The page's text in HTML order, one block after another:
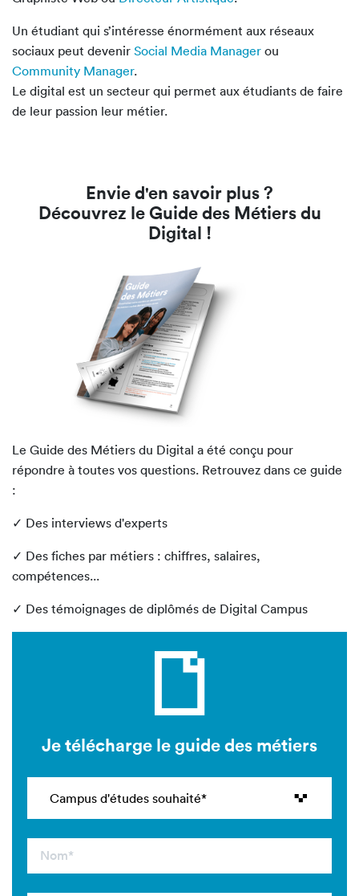
Un étudiant qui s’intéresse énormément aux réseaux
sociaux peut devenir Social Media Manager ou
Community Manager.
Le digital est un secteur qui permet aux étudiants de faire
de leur passion leur métier.
Envie d'en savoir plus ?
Découvrez le Guide des Métiers du
Digital !
Le Guide des Métiers du Digital a été conçu pour
répondre à toutes vos questions. Retrouvez dans ce guide
:
✓ Des interviews d'experts
✓ Des fiches par métiers : chiffres, salaires,
compétences...
✓ Des témoignages de diplômés de Digital Campus
Je télécharge le guide des métiers